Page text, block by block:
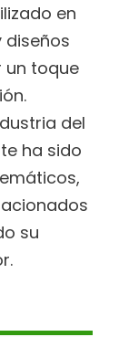
en
un toque
del
ha sido
su